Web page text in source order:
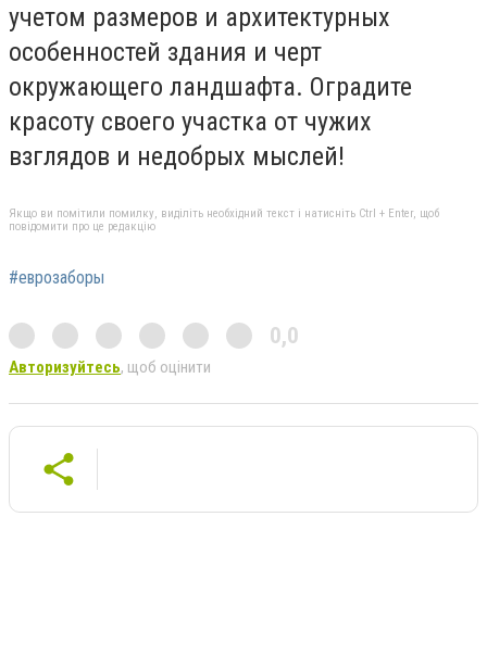
учетом размеров и архитектурных
особенностей здания и черт
окружающего ландшафта. Оградите
красоту своего участка от чужих
взглядов и недобрых мыслей!
Якщо ви помітили помилку, виділіть необхідний текст і натисніть Ctrl + Enter, щоб
повідомити про це редакцію
#еврозаборы
0,0
Авторизуйтесь, щоб оцінити